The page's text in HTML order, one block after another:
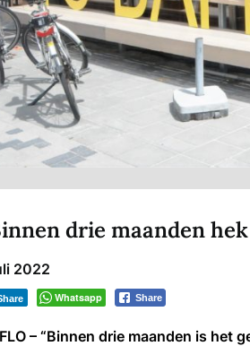
drie maanden
2022
Whatsapp Share
– “Binnen drie maanden is het